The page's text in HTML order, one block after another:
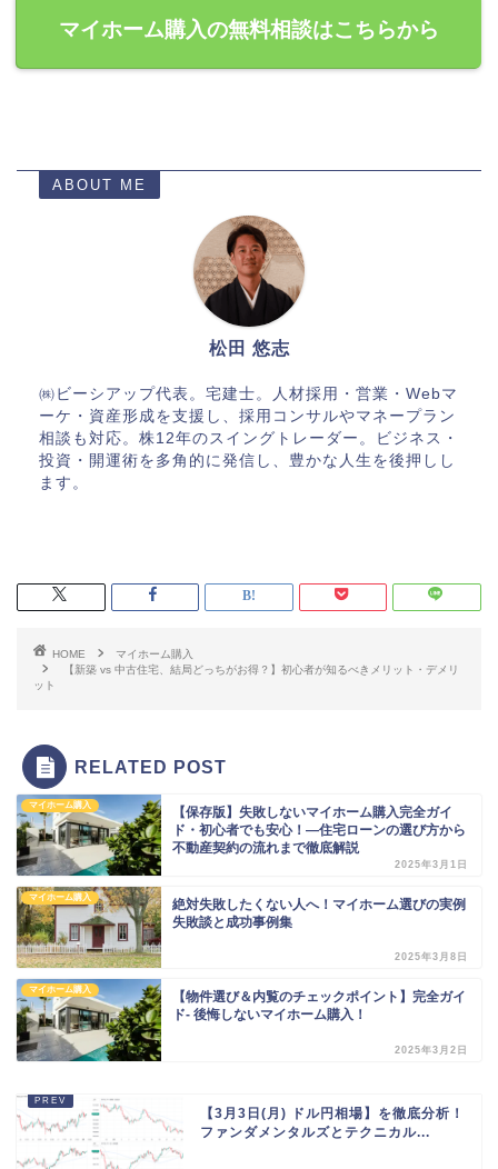
マイホーム購入の無料相談はこちらから
ABOUT ME
松田 悠志
㈱ビーシアップ代表。宅建士。人材採用・営業・Webマ
ーケ・資産形成を支援し、採用コンサルやマネープラン
相談も対応。株12年のスイングトレーダー。ビジネス・
投資・開運術を多角的に発信し、豊かな人生を後押しし
ます。
HOME
マイホーム購入
【新築 vs 中古住宅、結局どっちがお得？】初心者が知るべきメリット・デメリ
ット
RELATED POST
マイホーム購入
【保存版】失敗しないマイホーム購入完全ガイ
ド・初心者でも安心！―住宅ローンの選び方から
不動産契約の流れまで徹底解説
2025年3月1日
マイホーム購入
絶対失敗したくない人へ！マイホーム選びの実例
失敗談と成功事例集
2025年3月8日
マイホーム購入
【物件選び＆内覧のチェックポイント】完全ガイ
ド- 後悔しないマイホーム購入！
2025年3月2日
【3月3日(月) ドル円相場】を徹底分析！
ファンダメンタルズとテクニカル...